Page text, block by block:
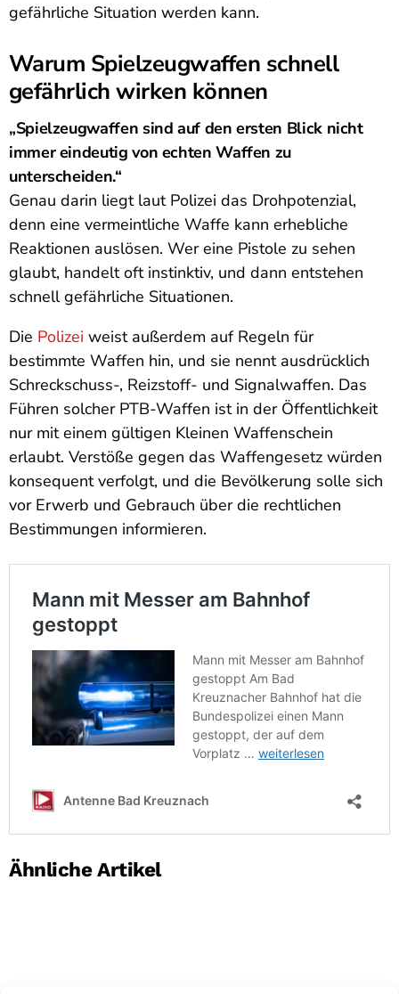
gefährliche Situation werden kann.
Warum Spielzeugwaffen schnell
gefährlich wirken können
„Spielzeugwaffen sind auf den ersten Blick nicht
immer eindeutig von echten Waffen zu
unterscheiden.“
Genau darin liegt laut Polizei das Drohpotenzial,
denn eine vermeintliche Waffe kann erhebliche
Reaktionen auslösen. Wer eine Pistole zu sehen
glaubt, handelt oft instinktiv, und dann entstehen
schnell gefährliche Situationen.
Die Polizei weist außerdem auf Regeln für
bestimmte Waffen hin, und sie nennt ausdrücklich
Schreckschuss-, Reizstoff- und Signalwaffen. Das
Führen solcher PTB-Waffen ist in der Öffentlichkeit
nur mit einem gültigen Kleinen Waffenschein
erlaubt. Verstöße gegen das Waffengesetz würden
konsequent verfolgt, und die Bevölkerung solle sich
vor Erwerb und Gebrauch über die rechtlichen
Bestimmungen informieren.
Ähnliche Artikel